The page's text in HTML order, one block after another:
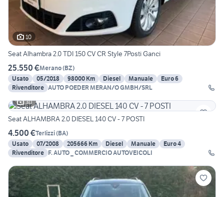
10
Seat Alhambra 2.0 TDI 150 CV CR Style 7Posti Ganci
25.550 €Merano(BZ)
Usato
05/2018 98000 Km Diesel Manuale
Euro 6
Rivenditore AUTO POEDER MERAN/O GMBH/SRL
30
Seat ALHAMBRA 2.0 DIESEL 140 CV - 7 POSTI
4.500 €Terlizzi(BA)
Usato
07/2008 205666 Km Diesel Manuale
Euro 4
Rivenditore F. AUTO _ COMMERCIO AUTOVEICOLI